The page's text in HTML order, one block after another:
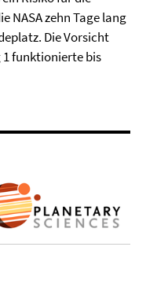
NASA zehn Tage lang
Die Vorsicht
1 funktionierte bis